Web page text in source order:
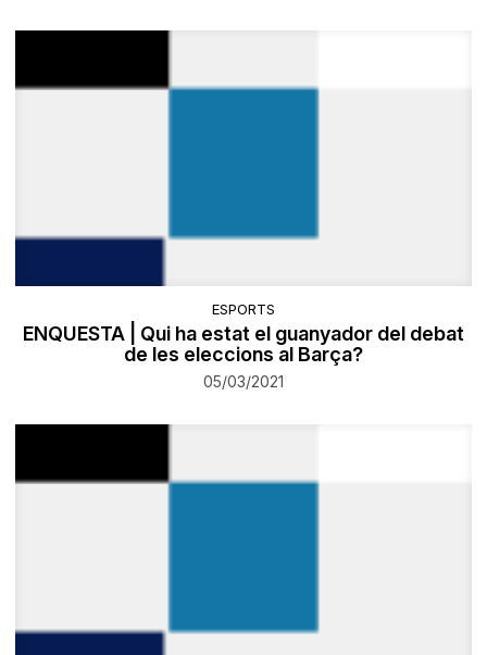
ESPORTS
ENQUESTA | Qui ha estat el guanyador del debat
de les eleccions al Barça?
05/03/2021